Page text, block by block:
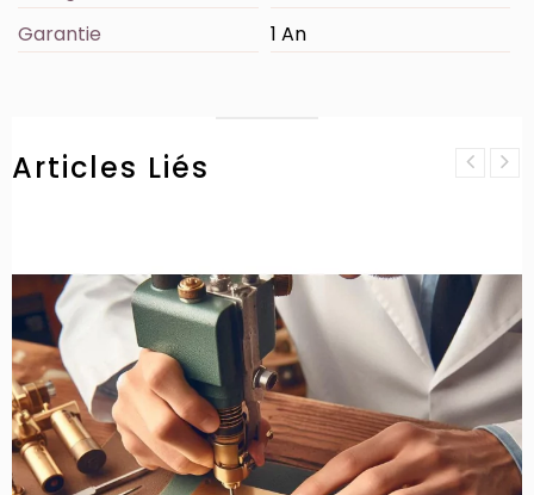
Garantie
1 An
Articles Liés